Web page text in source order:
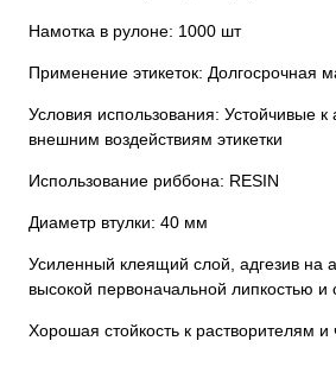
Намотка в рулоне: 1000 шт
Применение этикеток: Долгосрочная
Условия использования: Устойчивые к
внешним воздействиям этикетки
Использование риббона: RESIN
Диаметр втулки: 40 мм
Усиленный клеящий слой, адгезив на
высокой первоначальной липкостью и
Хорошая стойкость к растворителям